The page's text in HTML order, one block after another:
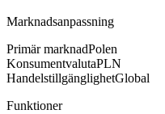
Marknadsanpassning
Primär marknadPolen
KonsumentvalutaPLN
HandelstillgänglighetGlobal
Funktioner